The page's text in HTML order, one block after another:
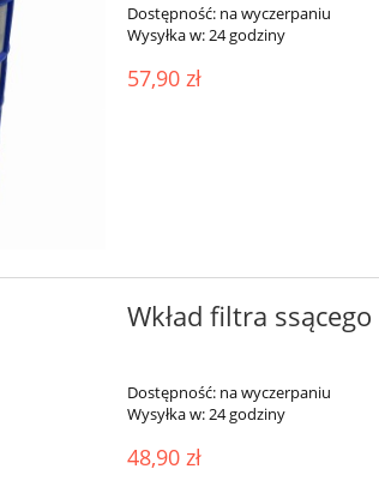
Dostępność: na wyczerpaniu
Wysyłka w: 24 godziny
57,90 zł
Wkład filtra
Dostępność: na wyczerpaniu
Wysyłka w:24 godziny
48,90 zł